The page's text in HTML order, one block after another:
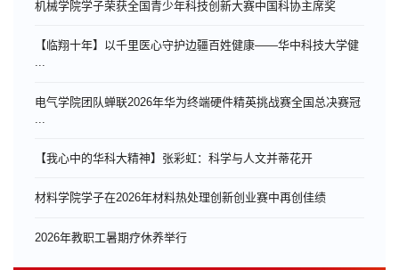
机械学院学子荣获全国青少年科技创新大赛中国科协主席奖
【临翔十年】以千里医心守护边疆百姓健康——华中科技大学健
...
电气学院团队蝉联2026年华为终端硬件精英挑战赛全国总决赛冠
【我心中的华科大精神】张彩虹：科学与人文并蒂花开
材料学院学子在2026年材料热处理创新创业赛中再创佳绩
​2026年教职工暑期疗休养举行